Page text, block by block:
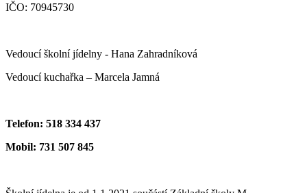
IČO: 70945730
Vedoucí školní jídelny - Hana Zahradníková
Vedoucí kuchařka – Marcela Jamná
Telefon: 518 334 437
Mobil: 731 507 845